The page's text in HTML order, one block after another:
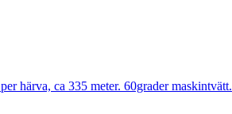
härva, ca 335 meter. 60grader maskintvätt.